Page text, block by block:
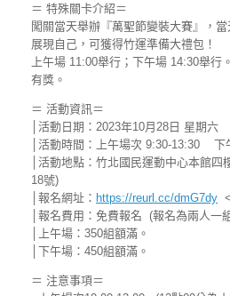
＝ 特殊關卡介紹＝
闖關當天舉辦『萬聖節變裝大賽』，
展現自己，可獲得竹運準備大禮包！
上午場 11:00舉行；下午場 14:30舉行
有獎。
＝ 活動資訊＝
│活動日期：2023年10月28日 星期六
│活動時間：上午場次 9:30-13:30 下
│活動地點：竹北國民運動中心本館
18號)
│報名網址： https://reurl.cc/dmG7dy
│報名費用：免費報名 (報名為兩人一
│上午場：350組額滿。
│下午場：450組額滿。
＝ 注意事項＝